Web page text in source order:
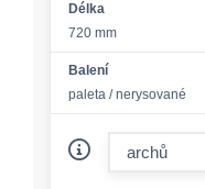
Délka
720 mm
Balení
paleta / nerysované